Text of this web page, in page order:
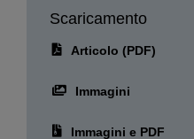
Scaricamento
Articolo (PDF)
Immagini